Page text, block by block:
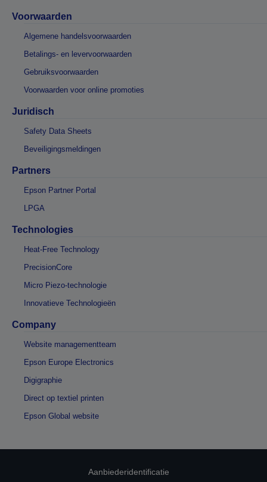
Voorwaarden
Algemene handelsvoorwaarden
Betalings- en levervoorwaarden
Gebruiksvoorwaarden
Voorwaarden voor online promoties
Juridisch
Safety Data Sheets
Beveiligingsmeldingen
Partners
Epson Partner Portal
LPGA
Technologies
Heat-Free Technology
PrecisionCore
Micro Piezo-technologie
Innovatieve Technologieën
Company
Website managementteam
Epson Europe Electronics
Digigraphie
Direct op textiel printen
Epson Global website
Aanbiederidentificatie